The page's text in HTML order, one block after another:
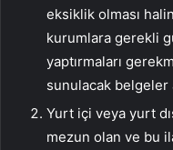
eksiklik olması
kurumlara gerekli
yaptırmaları
sunulacak belgeler
Yurt içi veya yurt
mezun olan ve bu